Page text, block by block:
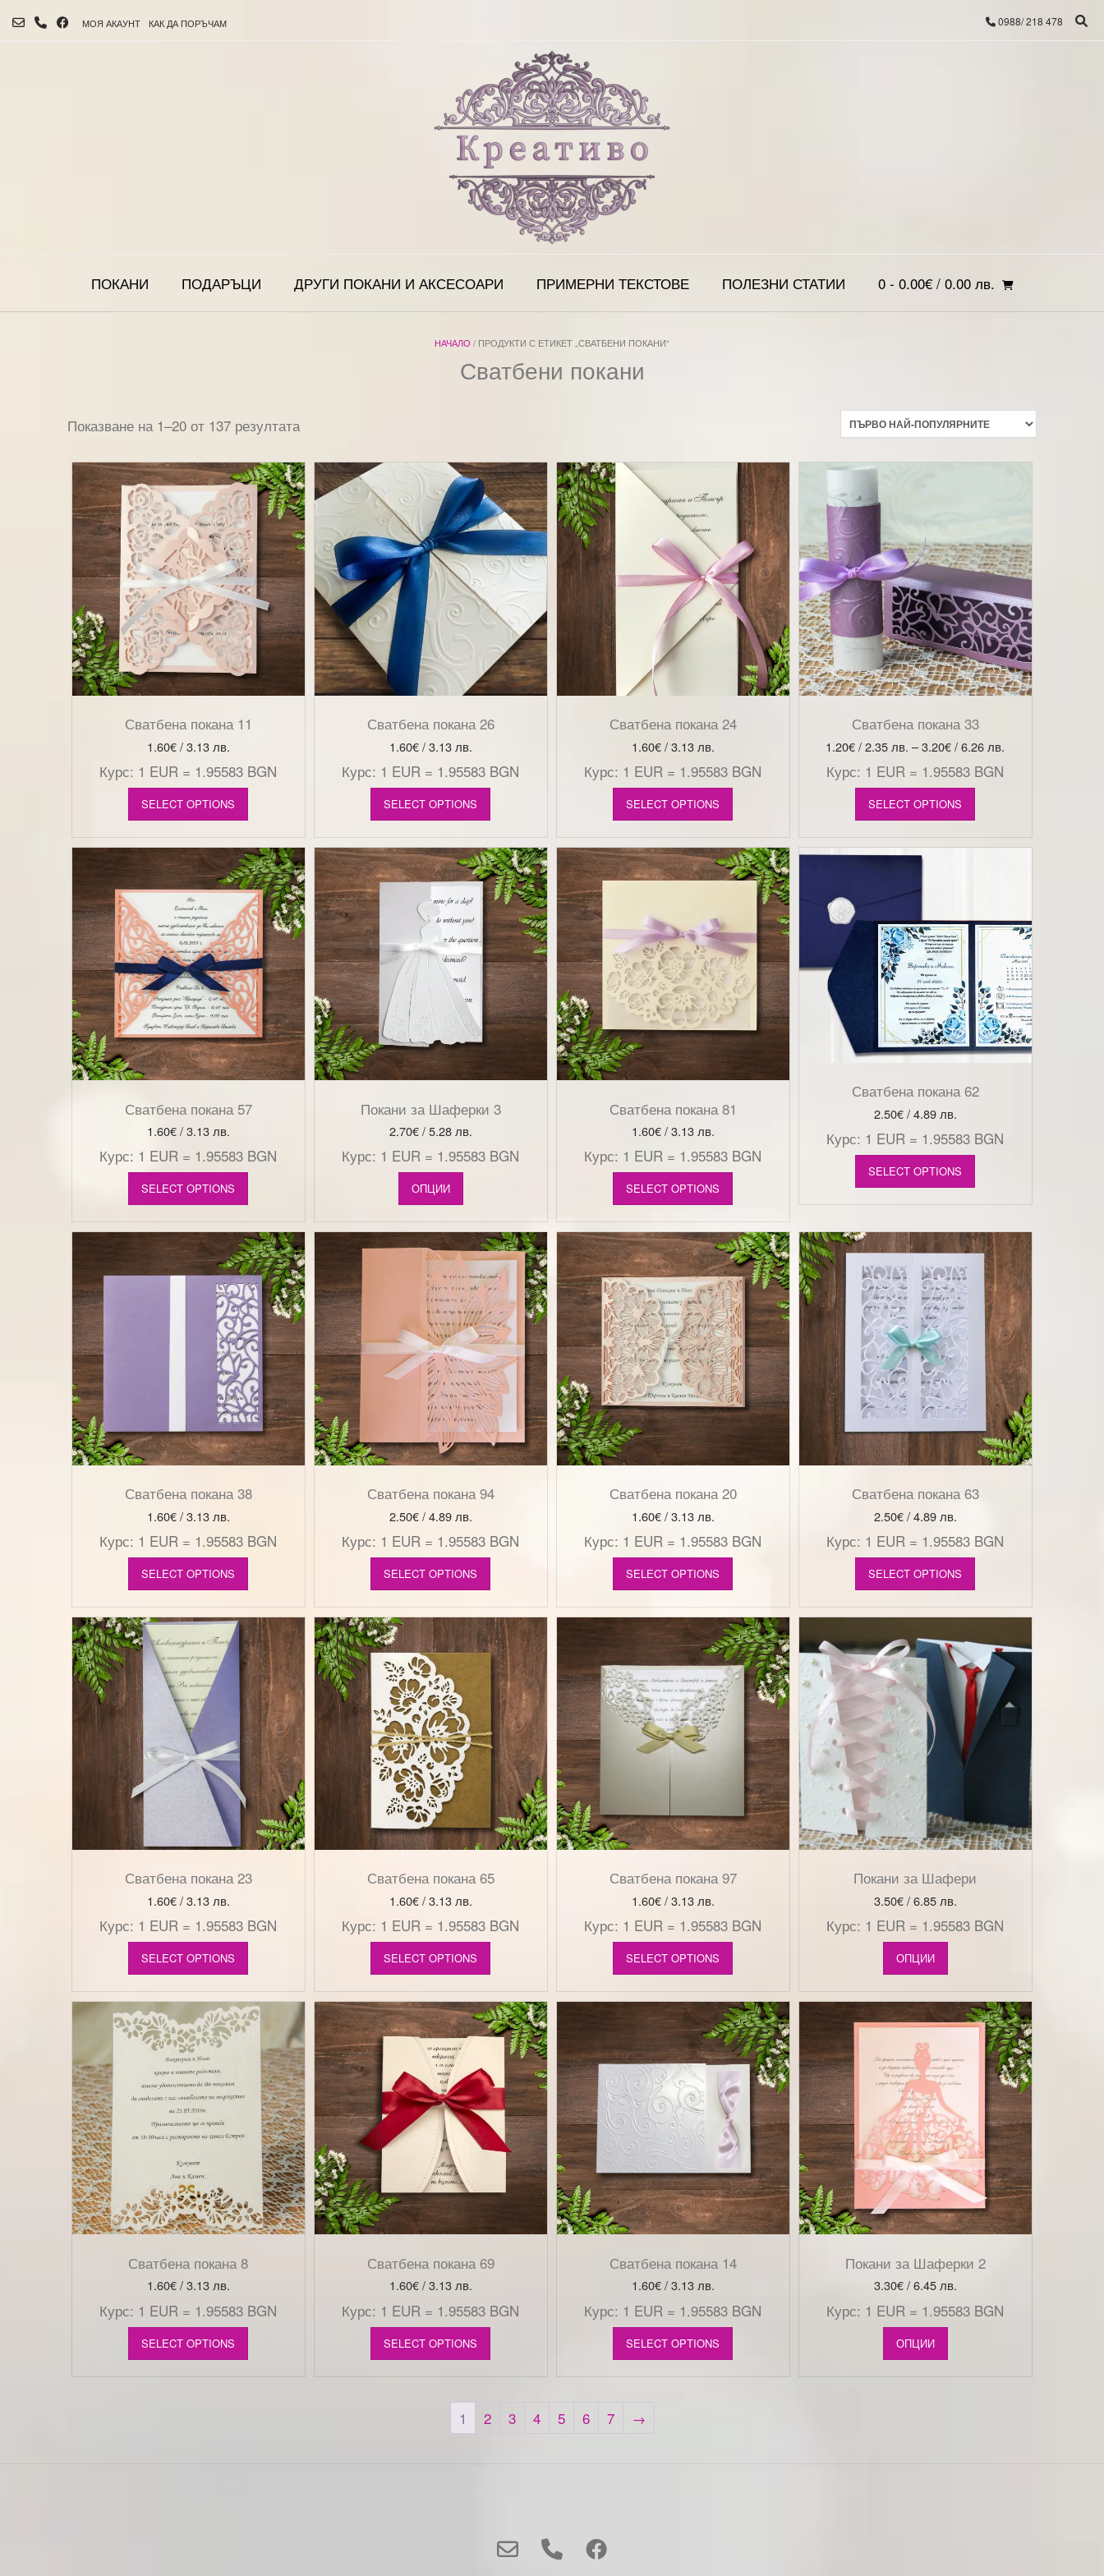
МОЯ АКАУНТ КАК ДА ПОРЪЧАМ 0988/ 218 478
ПОКАНИ ПОДАРЪЦИ ДРУГИ ПОКАНИ И АКСЕСОАРИ ПРИМЕРНИ ТЕКСТОВЕ ПОЛЕЗНИ СТАТИИ 0- 0.00€ / 0.00 лв.
НАЧАЛО / ПРОДУКТИ С ЕТИКЕТ „СВАТБЕНИ ПОКАНИ“
Сватбени покани
Показване на 1–20 от 137 резултата
Сватбена покана 11
1.60€/ 3.13 лв.
Курс: 1 EUR = 1.95583 BGN
SELECT OPTIONS
Сватбена покана 26
1.60€/ 3.13 лв.
Курс: 1 EUR = 1.95583 BGN
SELECT OPTIONS
Сватбена покана 24
1.60€/ 3.13 лв.
Курс: 1 EUR = 1.95583 BGN
SELECT OPTIONS
Сватбена покана 33
1.20€/ 2.35 лв.– 3.20€/ 6.26 лв.
Курс: 1 EUR = 1.95583 BGN
SELECT OPTIONS
Сватбена покана 57
1.60€/ 3.13 лв.
Курс: 1 EUR = 1.95583 BGN
SELECT OPTIONS
Покани за Шаферки 3
2.70€/ 5.28 лв.
Курс: 1 EUR = 1.95583 BGN
ОПЦИИ
Сватбена покана 81
1.60€/ 3.13 лв.
Курс: 1 EUR = 1.95583 BGN
SELECT OPTIONS
Сватбена покана 62
2.50€/ 4.89 лв.
Курс: 1 EUR = 1.95583 BGN
SELECT OPTIONS
Сватбена покана 38
1.60€/ 3.13 лв.
Курс: 1 EUR = 1.95583 BGN
SELECT OPTIONS
Сватбена покана 94
2.50€/ 4.89 лв.
Курс: 1 EUR = 1.95583 BGN
SELECT OPTIONS
Сватбена покана 20
1.60€/ 3.13 лв.
Курс: 1 EUR = 1.95583 BGN
SELECT OPTIONS
Сватбена покана 63
2.50€/ 4.89 лв.
Курс: 1 EUR = 1.95583 BGN
SELECT OPTIONS
Сватбена покана 23
1.60€/ 3.13 лв.
Курс: 1 EUR = 1.95583 BGN
SELECT OPTIONS
Сватбена покана 65
1.60€/ 3.13 лв.
Курс: 1 EUR = 1.95583 BGN
SELECT OPTIONS
Сватбена покана 97
1.60€/ 3.13 лв.
Курс: 1 EUR = 1.95583 BGN
SELECT OPTIONS
Покани за Шафери
3.50€/ 6.85 лв.
Курс: 1 EUR = 1.95583 BGN
ОПЦИИ
Сватбена покана 8
1.60€/ 3.13 лв.
Курс: 1 EUR = 1.95583 BGN
SELECT OPTIONS
Сватбена покана 69
1.60€/ 3.13 лв.
Курс: 1 EUR = 1.95583 BGN
SELECT OPTIONS
Сватбена покана 14
1.60€/ 3.13 лв.
Курс: 1 EUR = 1.95583 BGN
SELECT OPTIONS
Покани за Шаферки 2
3.30€/ 6.45 лв.
Курс: 1 EUR = 1.95583 BGN
ОПЦИИ
1 2 3 4 5 6 7 →